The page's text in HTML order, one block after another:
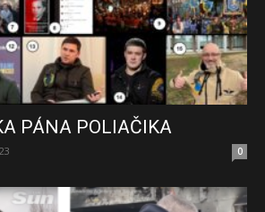
PÁNA POLIAČIKA
0